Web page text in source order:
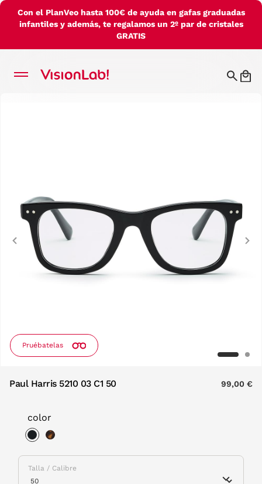
Con el PlanVeo hasta 100€ de ayuda en gafas graduadas
infantiles y además, te regalamos un 2º par de cristales
GRATIS
Pruébatelas
Previous
Paul Harris 5210 03 C1 50 99,00 €
color
Talla / Calibre